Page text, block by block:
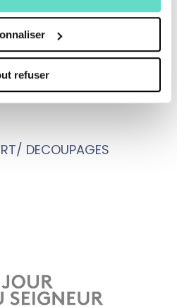
refuser
en envoient aux
principalement en
en braille n’existent
DECOUPAGES